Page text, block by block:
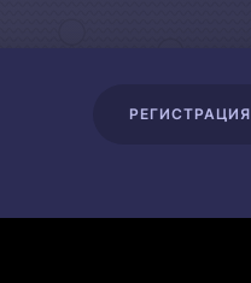
РЕГИСТРАЦИЯ